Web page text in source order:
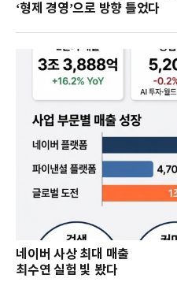
‘형제 경영’으로 방향 틀었다
네이버 사상 최대 매출
최수연 실험 빛 봤다